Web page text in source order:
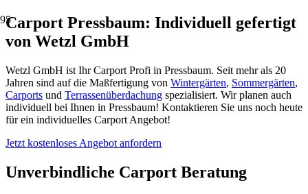
Carport Pressbaum: Individuell gefertigt
von Wetzl GmbH
Wetzl GmbH ist Ihr Carport Profi in Pressbaum. Seit mehr als 20
Jahren sind auf die Maßfertigung von Wintergärten, Sommergärten,
Carports und Terrassenüberdachung spezialisiert. Wir planen auch
individuell bei Ihnen in Pressbaum! Kontaktieren Sie uns noch heute
für ein individuelles Carport Angebot!
Jetzt kostenloses Angebot anfordern
Unverbindliche Carport Beratung